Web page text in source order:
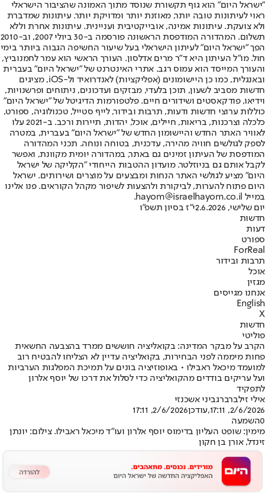
"ישראל היום" הוא גוף תקשורת שנוסד מתוך האמונה שהציבור הישראלי
ראוי לעיתונות טובה יותר, מאוזנת יותר ומדויקת יותר. עיתונות שמדברת
ולא צועקת. עיתונות אמינה, אובייקטיבית ועניינית. עיתונות אחרת וללא
תשלום. המהדורה המודפסת הראשונה פורסמה ב-30 ביולי 2007, וב-2010
הפך "ישראל היום" לעיתון הישראלי בעל שיעור החשיפה הגבוה ביותר בימי
חול. מו"ל העיתון היא ד"ר מרים אדלסון. העורך הראשי הוא עמר לחמנוביץ,
והעורך המייסד הוא עמוס רגב. אתרי האינטרנט של "ישראל היום" בעברית
ובאנגלית, כמו כן היישומונים (אפליקציות) לאנדרואיד ול-iOS, מציגים
חדשות מסביב לשעון, תוכן בלעדי, מבזקים ועדכונים, ניתוחים ופרשנויות,
וידיאו, פודקאסטים ושידורים חיים. פלטפורמות הדיגיטל של "ישראל היום"
כוללות ערוצי חדשות ודעות, תרבות ובידור, לייף סטייל, טכנולוגיה, ספורט,
כלכלה וצרכנות, בריאות, חיילים, אוכל, יהדות, תיירות ורכב. ב-2021 עלו
לאוויר האתר החדש והיישומון החדש של "ישראל היום" בעברית, במטרה
לספק לגולשים חוויה מהירה, עדכנית, בטוחה ונוחה. תכני המהדורה
המודפסת של העיתון זמינים גם באתר, במהדורה יומית מקוונת, ואפשר
לקבל אותם גם בניוזלטר. מועדון ההטבות הייחודי "הקליקה של ישראל
היום" מציע לגולשי האתר הנחות ומבצעים על מוצרים ושירותים. ישראל
היום פתוח להערות, לביקורת ולהצעות לשיפור מקהל הקוראים. פנו אלינו
במייל hayom@israelhayom.co.il.
יום שלישי, 2.6.2026
י"ז בסיון תשפ"ו
חדשות
דעות
ספורט
ForReal
תרבות ובידור
אוכל
מגזין
אנחנו מגייסים
English
X
חדשות
פוליטי
הקרב על מבקר המדינה: בקואליציה חוששים ממרד בהצבעה החשאית
פחות מיממה לפני הבחירות, בקואליציה עדיין לא הצליחו להבטיח רוב
למועמד מיכאל ראבילו • באופוזיציה בונים על תמיכת המפלגות הערביות
ועל עריקים בודדים מהקואליציה כדי לסלול את דרכו של יוסף אלרון
לתפקיד
אילי זילברברגביני אשכנזי
2/6/2026, 17:11
,עודכן2/6/2026, 17:11
0השמעה
מימין: שופט העליון בדימוס יוסף אלרון ועו״ד מיכאל ראבילו. צילום: יונתן
זינדל, אורן בן חקון